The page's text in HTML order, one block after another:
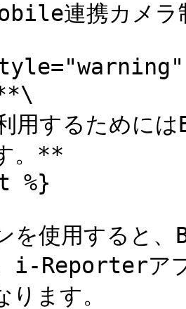
連携カメラ
用するために
。**
%}
を使用すると
i-Reporterア
ます。